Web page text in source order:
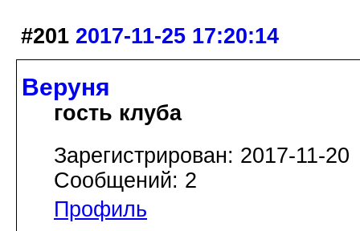
#201 2017-11-25 17:20:14
Веруня
гость клуба
Зарегистрирован: 2017-11-20
Сообщений: 2
Профиль